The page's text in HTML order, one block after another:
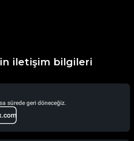
iletişim bilgileri
sürede geri döneceğiz.